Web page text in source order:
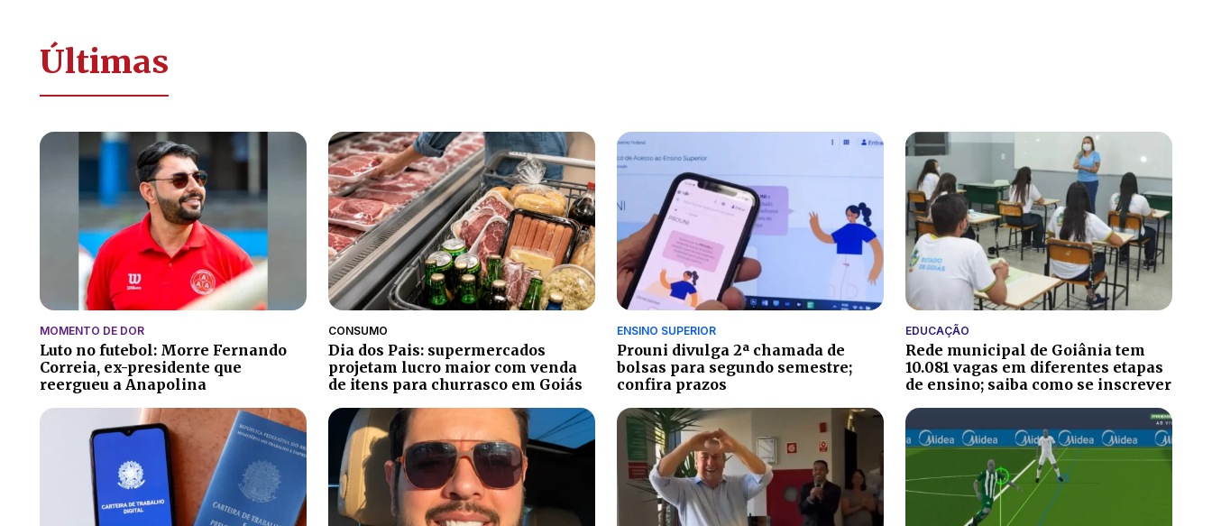
Últimas
MOMENTO DE DOR
Luto no futebol: Morre Fernando
Correia, ex-presidente que
reergueu a Anapolina
CONSUMO
Dia dos Pais: supermercados
projetam lucro maior com venda
de itens para churrasco em Goiás
ENSINO SUPERIOR
Prouni divulga 2ª chamada de
bolsas para segundo semestre;
confira prazos
EDUCAÇÃO
Rede municipal de Goiânia tem
10.081 vagas em diferentes etapas
de ensino; saiba como se inscrever